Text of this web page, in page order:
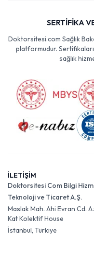
SERTİFİKA
Doktorsitesi.com Sağlık
platformudur.
sağlık
İLETİŞİM
Doktorsitesi Com Bilgi
Teknoloji ve Ticaret A.Ş.
Maslak Mah. Ahi Evran Cd.
Kat Kolektif House
İstanbul, Türkiye